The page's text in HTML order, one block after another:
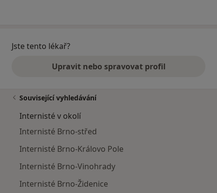
Jste tento lékař?
Upravit nebo spravovat profil
Související vyhledávání
Internisté v okolí
Internisté Brno-střed
Internisté Brno-Královo Pole
Internisté Brno-Vinohrady
Internisté Brno-Židenice